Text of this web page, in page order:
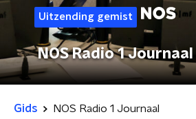
Uitzending gemist
NOS Radio 1 Journaal
Gids NOS Radio 1 Journaal